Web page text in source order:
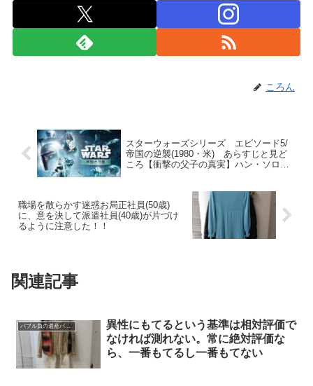
ころん
スターウォーズシリーズ エピソード5/
帝国の逆襲(1980・米) あらすじと見ど
ころ【衝撃の父子の真実】ハン・ソロに
職場を散らかす迷惑お局正社員(50歳)
に、意を決して派遣社員(40歳)が片づけ
るように注意した！！
関連記事
バブル負の遺産バブル姫
異性にもてるという基準は相対評価で
なければ測れない。常に絶対評価な
ら、一番もてるし一番もてない